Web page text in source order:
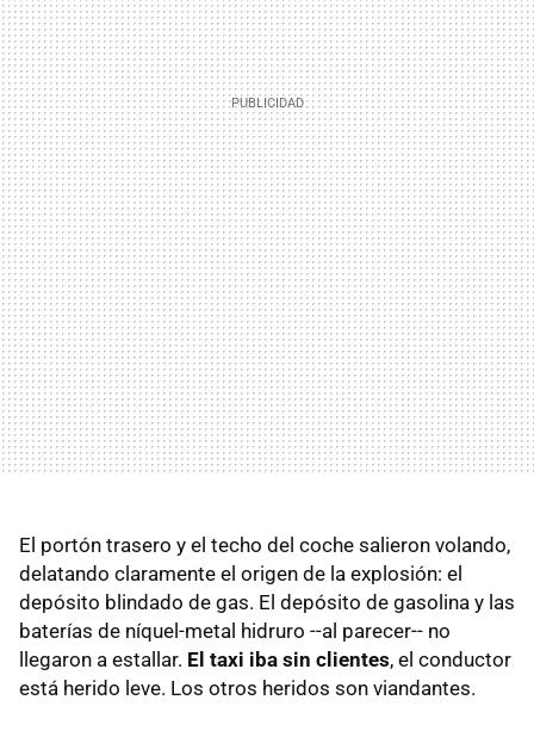
El portón trasero y el techo del coche salieron volando,
delatando claramente el origen de la explosión: el
depósito blindado de gas. El depósito de gasolina y las
baterías de níquel-metal hidruro --al parecer-- no
llegaron a estallar. El taxi iba sin clientes, el conductor
está herido leve. Los otros heridos son viandantes.